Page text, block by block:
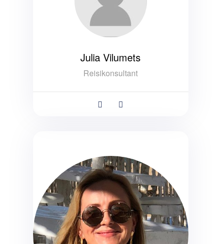
Julia Vilumets
Reisikonsultant